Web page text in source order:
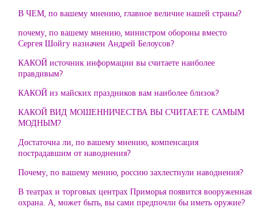
В ЧЕМ, по вашему мнению, главное величие нашей страны?
почему, по вашему мнению, министром обороны вместо
Сергея Шойгу назначен Андрей Белоусов?
КАКОЙ источник информации вы считаете наиболее
правдивым?
КАКОЙ из майских праздников вам наиболее близок?
КАКОЙ ВИД МОШЕННИЧЕСТВА ВЫ СЧИТАЕТЕ САМЫМ
МОДНЫМ?
Достаточна ли, по вашему мнению, компенсация
пострадавшим от наводнения?
Почему, по вашему мению, россию захлестнули наводнения?
В театрах и торговых центрах Приморья появится вооруженная
охрана. А, может быть, вы сами предпочли бы иметь оружие?